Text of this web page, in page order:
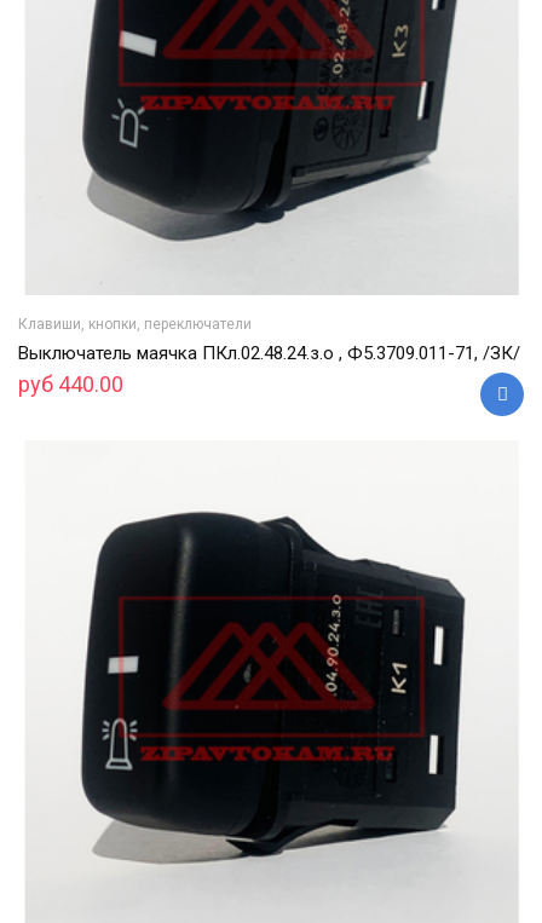
Клавиши, кнопки, переключатели
Выключатель маячка ПКл.02.48.24.з.о , Ф5.3709.011-71, /ЗК/
руб 440.00